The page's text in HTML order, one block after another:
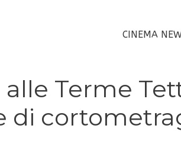
CINEMA
Terme
di